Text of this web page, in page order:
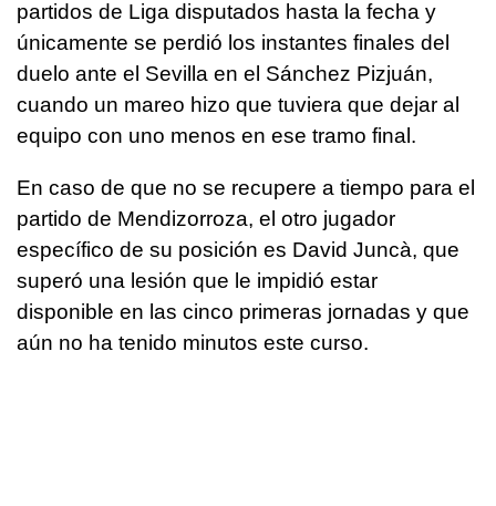
partidos de Liga disputados hasta la fecha y
únicamente se perdió los instantes finales del
duelo ante el Sevilla en el Sánchez Pizjuán,
cuando un mareo hizo que tuviera que dejar al
equipo con uno menos en ese tramo final.
En caso de que no se recupere a tiempo para el
partido de Mendizorroza, el otro jugador
específico de su posición es David Juncà, que
superó una lesión que le impidió estar
disponible en las cinco primeras jornadas y que
aún no ha tenido minutos este curso.